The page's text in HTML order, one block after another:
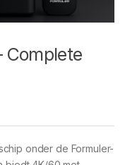
Complete
onder de Formuler-